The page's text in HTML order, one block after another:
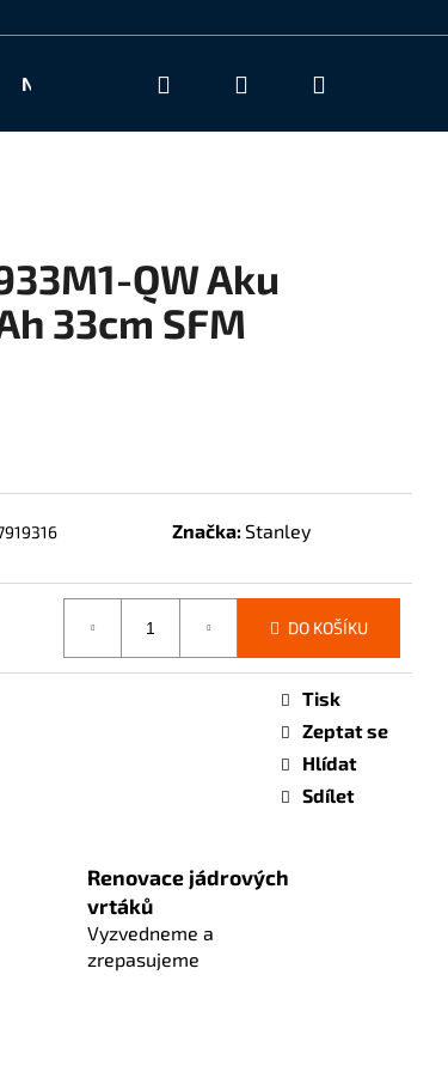
NAŠE SLUŽBY KONTAKT
Hledat Přihlášení
QW Aku
33cm SFM
Značka:Stanley
DO KOŠÍKU
Tisk
Zeptat se
Hlídat
Sdílet
Renovace jádrových
vrtáků
Vyzvedneme a
zrepasujeme